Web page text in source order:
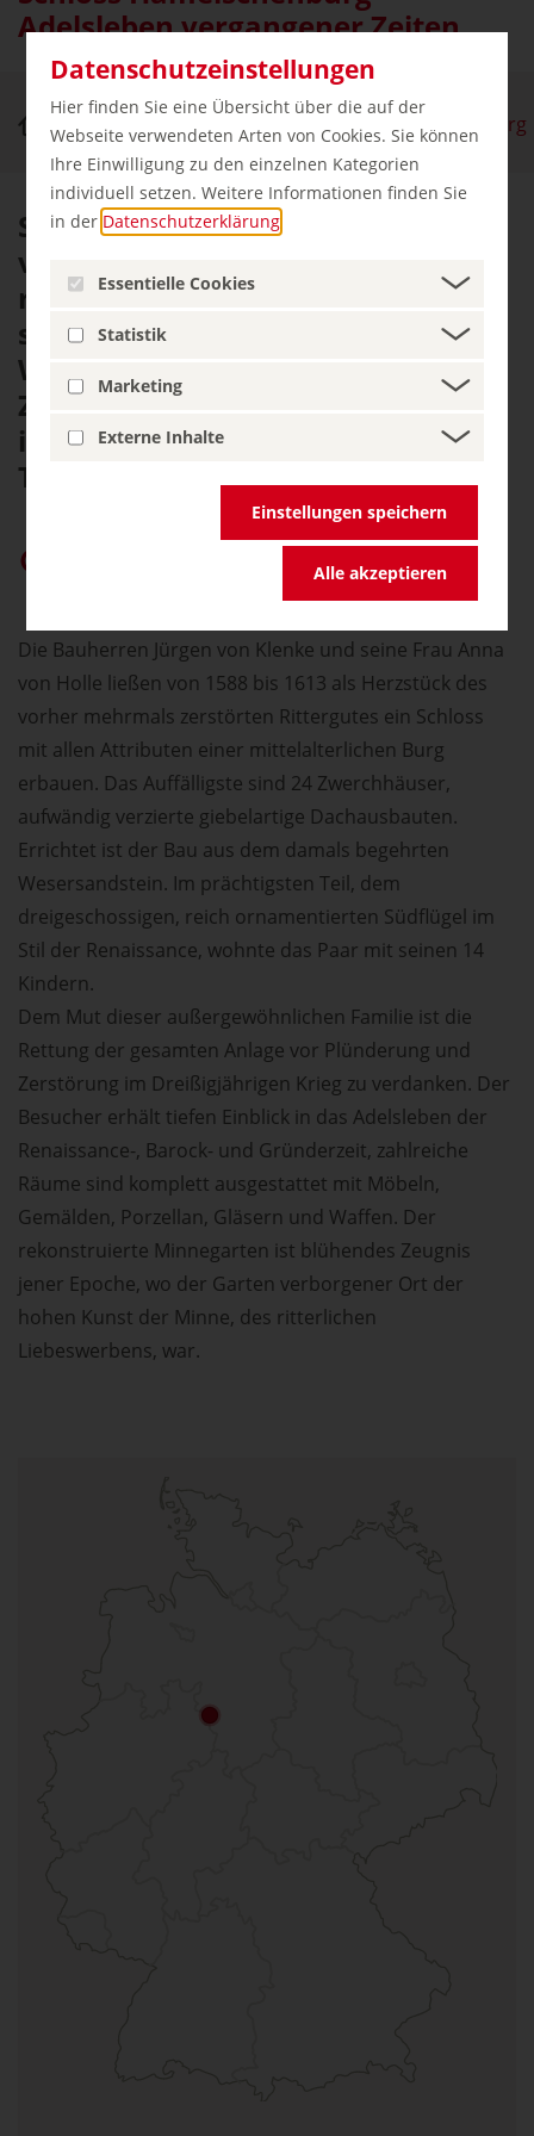
Datenschutzeinstellungen
Hier finden Sie eine Übersicht über die auf der
Webseite verwendeten Arten von Cookies. Sie können
Ihre Einwilligung zu den einzelnen Kategorien
individuell setzen. Weitere Informationen finden Sie
in der Datenschutzerklärung
Essentielle Cookies
Statistik
Marketing
Externe Inhalte
Einstellungen speichern
Alle akzeptieren
Adelsleben vergangener Zeiten
Schlösser & Burgen Schloss Hämelschenburg
Schloss Hämelschenburg vereint
viele Merkmale einer
repräsentativen Burg: einen
stattlichen Dreiflügelbau mit
Wassergraben, eine wehrhafte
Zugangsbrücke und zwei
imposante achteckige
Treppentürme.
Die Bauherren Jürgen von Klenke und seine Frau Anna
von Holle ließen von 1588 bis 1613 als Herzstück des
vorher mehrmals zerstörten Rittergutes ein Schloss
mit allen Attributen einer mittelalterlichen Burg
erbauen. Das Auffälligste sind 24 Zwerchhäuser,
aufwändig verzierte giebelartige Dachausbauten.
Errichtet ist der Bau aus dem damals begehrten
Wesersandstein. Im prächtigsten Teil, dem
dreigeschossigen, reich ornamentierten Südflügel im
Stil der Renaissance, wohnte das Paar mit seinen 14
Kindern.
Dem Mut dieser außergewöhnlichen Familie ist die
Rettung der gesamten Anlage vor Plünderung und
Zerstörung im Dreißigjährigen Krieg zu verdanken. Der
Besucher erhält tiefen Einblick in das Adelsleben der
Renaissance-, Barock- und Gründerzeit, zahlreiche
Räume sind komplett ausgestattet mit Möbeln,
Gemälden, Porzellan, Gläsern und Waffen. Der
rekonstruierte Minnegarten ist blühendes Zeugnis
jener Epoche, wo der Garten verborgener Ort der
hohen Kunst der Minne, des ritterlichen
Liebeswerbens, war.